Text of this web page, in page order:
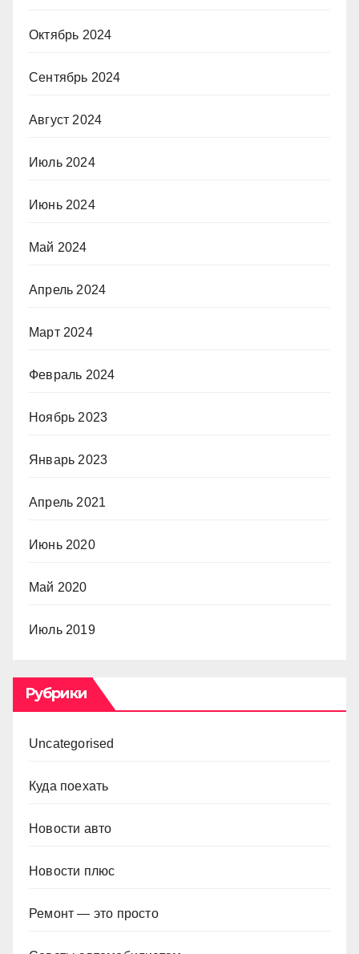
Октябрь 2024
Сентябрь 2024
Август 2024
Июль 2024
Июнь 2024
Май 2024
Апрель 2024
Март 2024
Февраль 2024
Ноябрь 2023
Январь 2023
Апрель 2021
Июнь 2020
Май 2020
Июль 2019
Рубрики
Uncategorised
Куда поехать
Новости авто
Новости плюс
Ремонт — это просто